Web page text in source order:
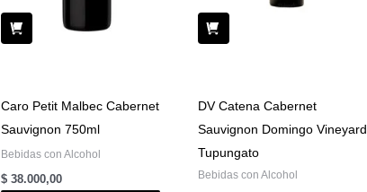
Caro Petit Malbec Cabernet
Sauvignon 750ml
Bebidas con Alcohol
$ 38.000,00
DV Catena Cabernet
Sauvignon Domingo Vineyard
Tupungato
Bebidas con Alcohol